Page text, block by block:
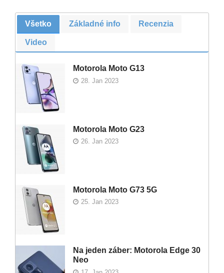
Všetko Základné info Recenzia
Video
Motorola Moto G13
28. Jan 2023
Motorola Moto G23
26. Jan 2023
Motorola Moto G73 5G
25. Jan 2023
Na jeden záber: Motorola Edge 30
Neo